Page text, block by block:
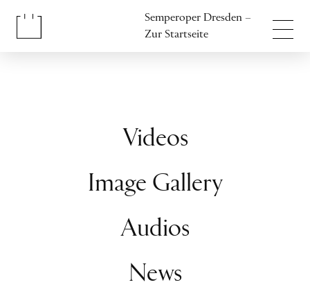
Semperoper Dresden –
Zur Startseite
Videos
Image Gallery
Audios
News